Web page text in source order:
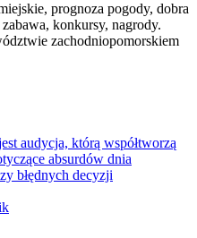
prognoza pogody, dobra
konkursy, nagrody.
zachodniopomorskiem
audycja, którą współtworzą
absurdów dnia
błędnych decyzji